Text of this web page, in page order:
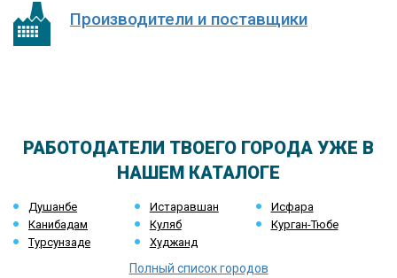
Производители и поставщики
РАБОТОДАТЕЛИ ТВОЕГО ГОРОДА УЖЕ В
НАШЕМ КАТАЛОГЕ
Душанбе Истаравшан
Исфара
Канибадам
Куляб
Курган-Тюбе
Турсунзаде
Худжанд
Полный список городов